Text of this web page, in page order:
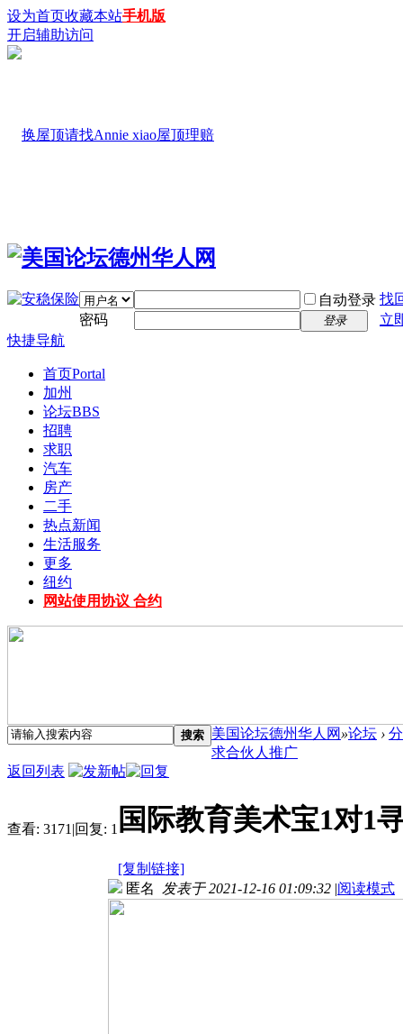
设为首页收藏本站手机版
开启辅助访问
自动登录 找
密码
登录
立
快捷导航
首页Portal
加州
论坛BBS
招聘
求职
汽车
房产
二手
热点新闻
生活服务
更多
纽约
网站使用协议 合约
搜索 美国论坛德州华人网 »论坛 ›
求合伙人推广
返回列表
查看: 3171 |回复: 1 国际教育美术宝1对1
[复制链接]
匿名 发表于 2021-12-16 01:09:32 |阅读模式